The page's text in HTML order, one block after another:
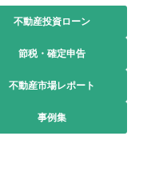
不動産投資ローン
節税・確定申告
不動産市場レポート
事例集